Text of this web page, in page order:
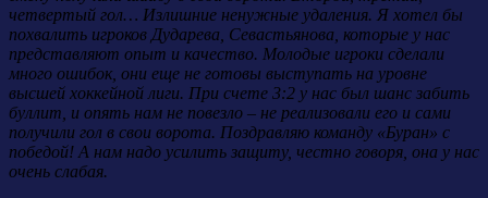
четвертый гол… Излишние ненужные удаления. Я хотел бы
похвалить игроков Дударева, Севастьянова, которые у нас
представляют опыт и качество. Молодые игроки сделали
много ошибок, они еще не готовы выступать на уровне
высшей хоккейной лиги. При счете 3:2 у нас был шанс забить
буллит, и опять нам не повезло – не реализовали его и сами
получили гол в свои ворота. Поздравляю команду «Буран» с
победой! А нам надо усилить защиту, честно говоря, она у нас
очень слабая.